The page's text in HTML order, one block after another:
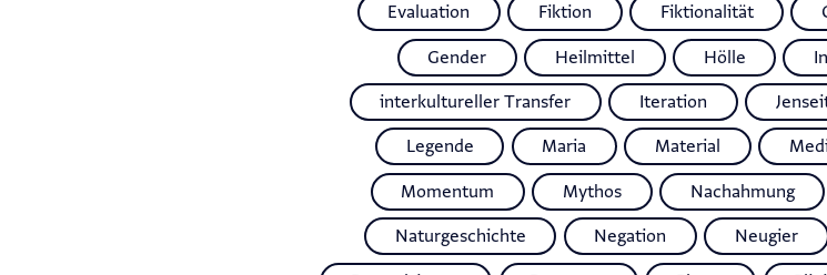
Evaluation Fiktion Fiktionalität
Gender Heilmittel Hölle
interkultureller Transfer Iteration
Legende Maria Material
Momentum Mythos Nachahmung
Naturgeschichte Negation Neugier